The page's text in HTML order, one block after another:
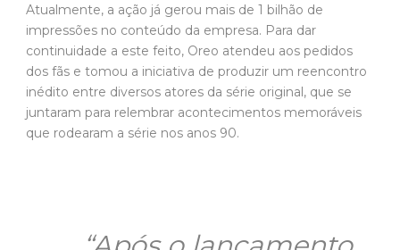
Atualmente, a ação já gerou mais de 1 bilhão de
impressões no conteúdo da empresa. Para dar
continuidade a este feito, Oreo atendeu aos pedidos
dos fãs e tomou a iniciativa de produzir um reencontro
inédito entre diversos atores da série original, que se
juntaram para relembrar acontecimentos memoráveis
que rodearam a série nos anos 90.